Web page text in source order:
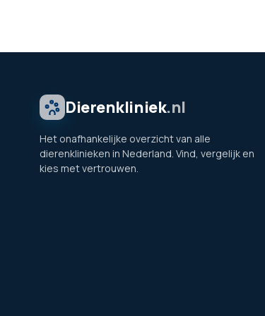
Dierenkliniek.nl
Het onafhankelijke overzicht van alle
dierenklinieken in Nederland. Vind, vergelijk en
kies met vertrouwen.